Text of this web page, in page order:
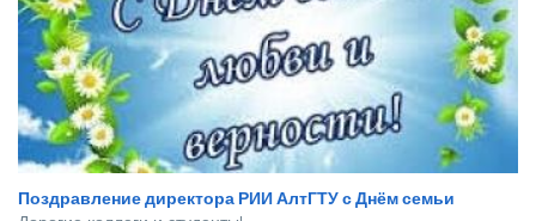
Поздравление директора РИИ АлтГТУ с Днём семьи